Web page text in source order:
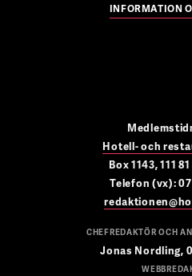
INFORMATION
Hotell- och
Box 1143, 111
Telefon (vx):
CHEFREDAKTÖR OCH
Jonas Nordling,